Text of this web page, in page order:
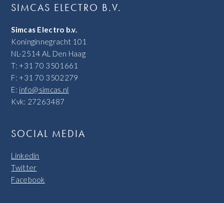
SIMCAS ELECTRO B.V.
Simcas Electro b.v.
Koninginnegracht 101
NL-2514 AL Den Haag
T: +31 70 3501661
F: +31 70 3502279
E: info@simcas.nl
Kvk: 27263487
SOCIAL MEDIA
Linkedin
Twitter
Facebook